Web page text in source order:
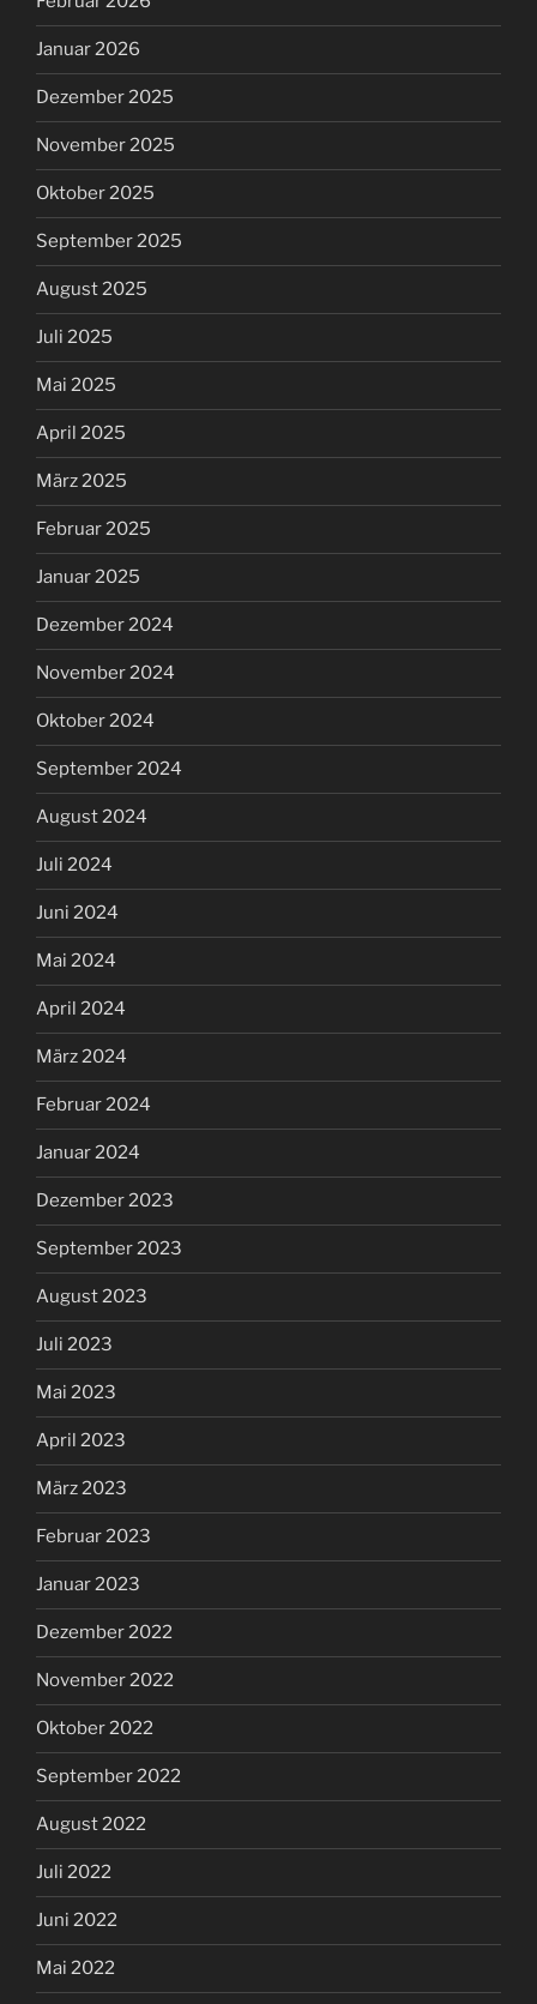
Januar 2026
Dezember 2025
November 2025
Oktober 2025
September 2025
August 2025
Juli 2025
Mai 2025
April 2025
März 2025
Februar 2025
Januar 2025
Dezember 2024
November 2024
Oktober 2024
September 2024
August 2024
Juli 2024
Juni 2024
Mai 2024
April 2024
März 2024
Februar 2024
Januar 2024
Dezember 2023
September 2023
August 2023
Juli 2023
Mai 2023
April 2023
März 2023
Februar 2023
Januar 2023
Dezember 2022
November 2022
Oktober 2022
September 2022
August 2022
Juli 2022
Juni 2022
Mai 2022